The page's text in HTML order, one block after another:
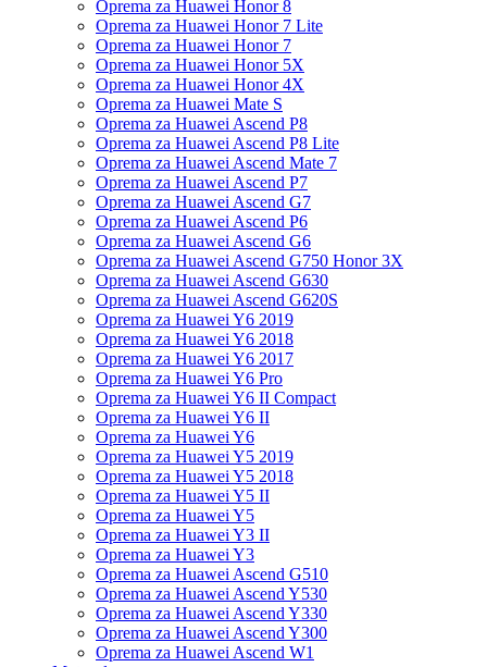
Oprema za Huawei Honor 8
Oprema za Huawei Honor 7 Lite
Oprema za Huawei Honor 7
Oprema za Huawei Honor 5X
Oprema za Huawei Honor 4X
Oprema za Huawei Mate S
Oprema za Huawei Ascend P8
Oprema za Huawei Ascend P8 Lite
Oprema za Huawei Ascend Mate 7
Oprema za Huawei Ascend P7
Oprema za Huawei Ascend G7
Oprema za Huawei Ascend P6
Oprema za Huawei Ascend G6
Oprema za Huawei Ascend G750 Honor 3X
Oprema za Huawei Ascend G630
Oprema za Huawei Ascend G620S
Oprema za Huawei Y6 2019
Oprema za Huawei Y6 2018
Oprema za Huawei Y6 2017
Oprema za Huawei Y6 Pro
Oprema za Huawei Y6 II Compact
Oprema za Huawei Y6 II
Oprema za Huawei Y6
Oprema za Huawei Y5 2019
Oprema za Huawei Y5 2018
Oprema za Huawei Y5 II
Oprema za Huawei Y5
Oprema za Huawei Y3 II
Oprema za Huawei Y3
Oprema za Huawei Ascend G510
Oprema za Huawei Ascend Y530
Oprema za Huawei Ascend Y330
Oprema za Huawei Ascend Y300
Oprema za Huawei Ascend W1